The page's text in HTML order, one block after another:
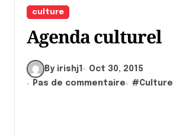
culture
Agenda culturel
By irishj1
Oct 30, 2015
Pas de commentaire
#Culture